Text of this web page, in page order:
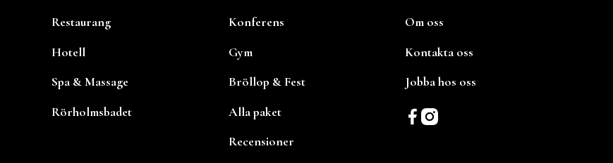
Restaurang
Hotell
Spa & Massage
Rörholmsbadet
Konferens
Gym
Bröllop & Fest
Alla paket
Recensioner
Om oss
Kontakta oss
Jobba hos oss